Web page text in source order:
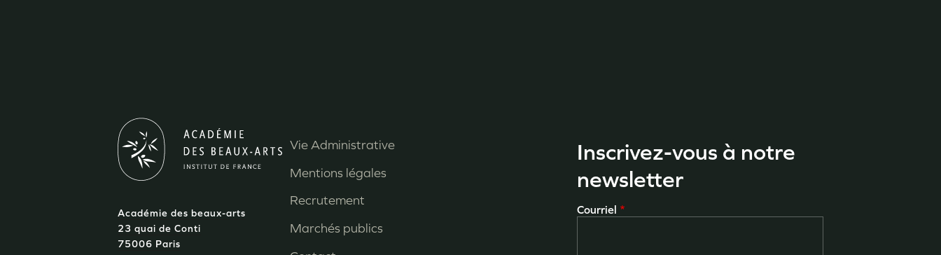
Académie des beaux-arts
23 quai de Conti
75006 Paris
Menu
Pied
de
Vie Administrative
Mentions légales
Recrutement
Marchés publics
Inscrivez-vous à notre
newsletter
Courriel